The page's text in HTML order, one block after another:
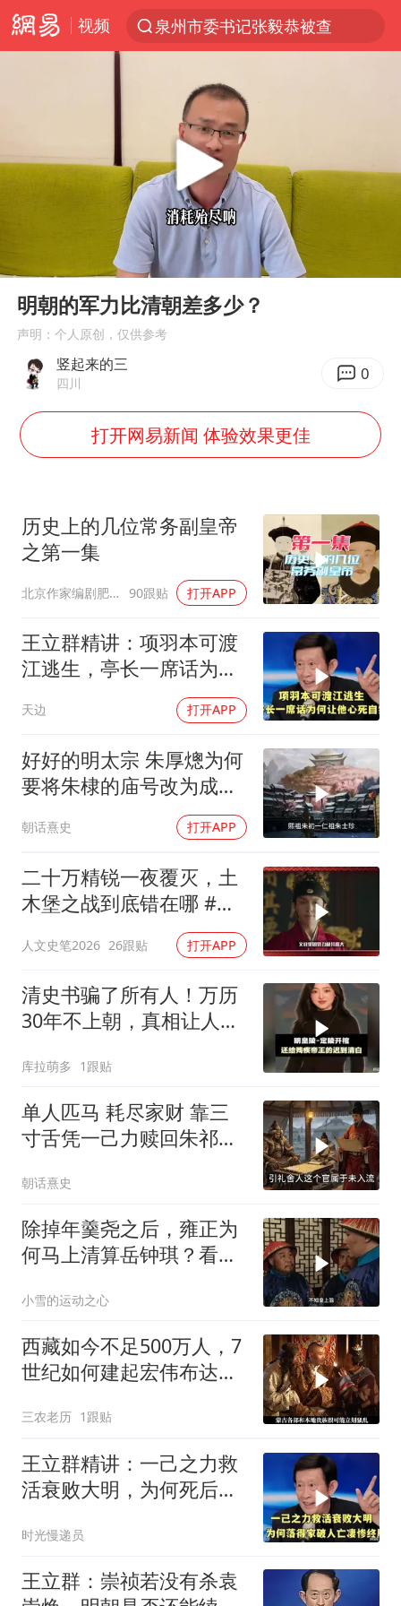
视频
泉州市委书记张毅恭被查
中医教你一招提升气血
全球首个长时储能一体化产业园量产
胜宏科技：股票交易异常波动
中国女篮70-67险胜尼日利亚女篮
“新疆阿勒泰八月能滑雪”不实
国防部：坚决反制任何闹海挑衅图谋
夯实基础开新局
Play
明朝的军力比清朝差多少？
声明：个人原创，仅供参考
竖起来的三
四川 0
打开网易新闻 体验效果更佳
历史上的几位常务副皇帝
之第一集
北京作家编剧肥猪满圈 90跟贴 打开APP
王立群精讲：项羽本可渡
江逃生，亭长一席话为何
天边 打开APP
好好的明太宗 朱厚熜为何
要将朱棣的庙号改为成
朝话熹史 打开APP
二十万精锐一夜覆灭，土
木堡之战到底错在哪 #人
人文史笔2026 26跟贴 打开APP
清史书骗了所有人！万历
30年不上朝，真相让人心
库拉萌多 1跟贴
单人匹马 耗尽家财 靠三
寸舌凭一己力赎回朱祁镇
朝话熹史
除掉年羹尧之后，雍正为
何马上清算岳钟琪？看懂
小雪的运动之心
西藏如今不足500万人，7
世纪如何建起宏伟布达拉
三农老历 1跟贴
王立群精讲：一己之力救
活衰败大明，为何死后落
时光慢递员
王立群：崇祯若没有杀袁